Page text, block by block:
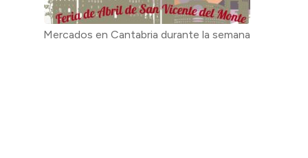
Mercados en Cantabria durante la semana